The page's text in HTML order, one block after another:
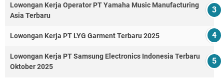
Lowongan Kerja Operator PT Yamaha Music Manufacturing
Asia Terbaru
Lowongan Kerja PT LYG Garment Terbaru 2025
Lowongan Kerja PT Samsung Electronics Indonesia Terbaru
Oktober 2025